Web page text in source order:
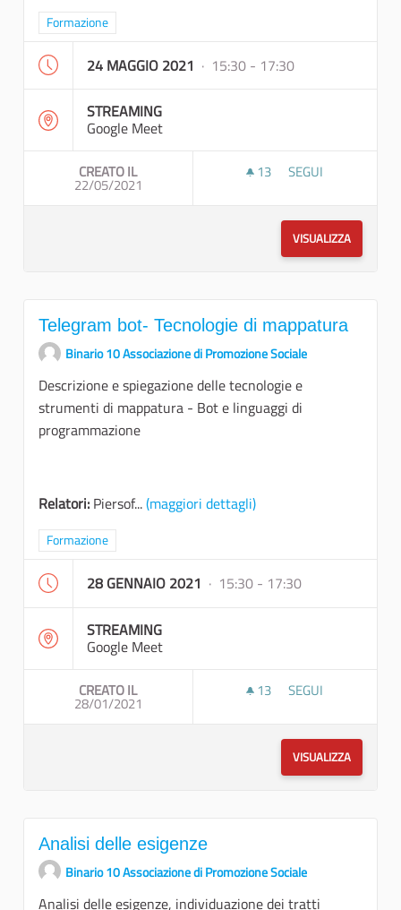
Filtra i risultati per categoria: Formazione
Formazione
24 MAGGIO 2021 · 15:30 - 17:30
STREAMING
Google Meet
CREATO IL
22/05/2021
13 13 SOSTENITORI
SEGUI
VISUALIZZA
Telegram bot- Tecnologie di mappatura
Binario 10 Associazione di Promozione Sociale
Descrizione e spiegazione delle tecnologie e
strumenti di mappatura - Bot e linguaggi di
programmazione
Relatori: Piersof...(maggiori dettagli)
Filtra i risultati per categoria: Formazione
Formazione
28 GENNAIO 2021 · 15:30 - 17:30
STREAMING
Google Meet
CREATO IL
28/01/2021
13 13 SOSTENITORI
SEGUI
VISUALIZZA
Analisi delle esigenze
Binario 10 Associazione di Promozione Sociale
Analisi delle esigenze, individuazione dei tratti